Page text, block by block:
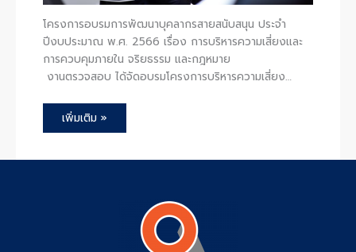
โครงการอบรมการพัฒนาบุคลากรสายสนับสนุน ประจำ
ปีงบประมาณ พ.ศ. 2566 เรื่อง การบริหารความเสี่ยงและ
การควบคุมภายใน จริยธรรม และกฎหมาย
งานตรวจสอบ ได้จัดอบรมโครงการบริหารความเสี่ยง…
เพิ่มเติม »